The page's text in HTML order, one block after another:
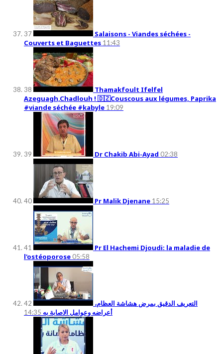
37
Salaisons - Viandes séchées -
Couverts et Baguettes 11:43
38
Thamakfoult Ifelfel
Azeguagh,Chadlouh ! 🇩🇿Couscous aux légumes, Paprika
#viande séchée #kabyle 19:09
39 Dr Chakib Abi-Ayad 02:38
40 Pr Malik Djenane 15:25
41
Pr El Hachemi Djoudi: la maladie de
l'ostéoporose 05:58
42
التعريف الدقيق بمرض هشاشة العظام،
أعراضه وعوامل الاصابة به 14:35